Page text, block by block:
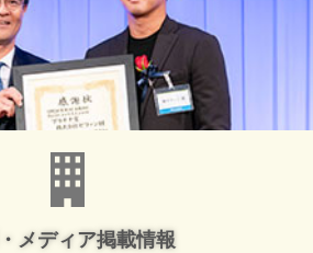
メディア掲載情報